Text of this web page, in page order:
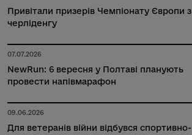
Привітали призерів Чемпіонату Європи з
черліденгу
07.07.2026
NewRun: 6 вересня у Полтаві планують
провести напівмарафон
09.06.2026
Для ветеранів війни відбувся спортивно-